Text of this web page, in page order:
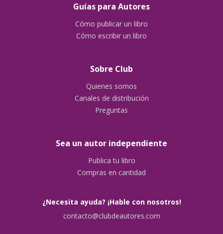
Guías para Autores
Cómo publicar un libro
Cómo escribir un libro
Sobre Club
Quienes somos
Canales de distribución
Preguntas
Sea un autor independiente
Publica tu libro
Compras en cantidad
¿Necesita ayuda? ¡Hable con nosotros!
contacto@clubdeautores.com